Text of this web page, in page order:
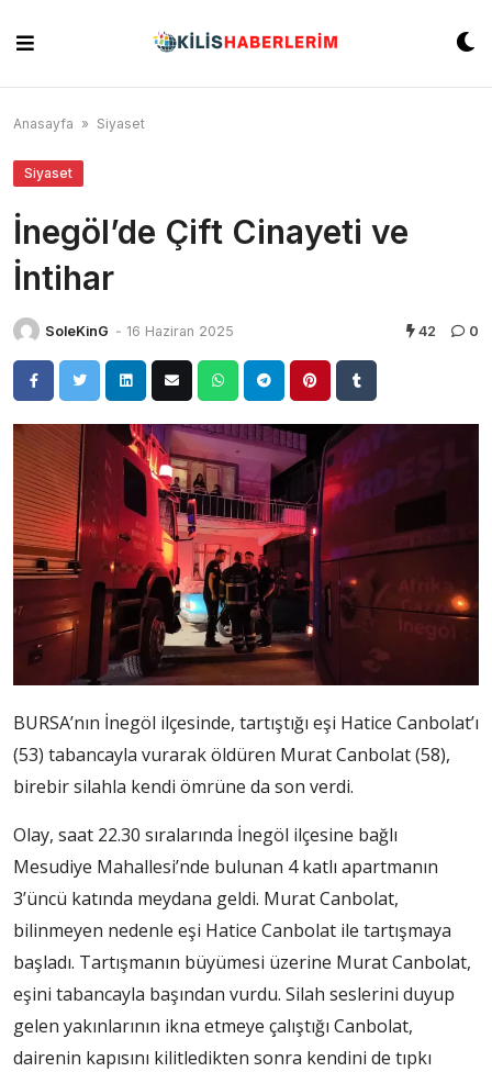
content
Anasayfa » Siyaset
Siyaset
İnegöl’de Çift Cinayeti ve
İntihar
SoleKinG - 16 Haziran 2025 42 0
BURSA’nın İnegöl ilçesinde, tartıştığı eşi Hatice Canbolat’ı
(53) tabancayla vurarak öldüren Murat Canbolat (58),
birebir silahla kendi ömrüne da son verdi.
Olay, saat 22.30 sıralarında İnegöl ilçesine bağlı
Mesudiye Mahallesi’nde bulunan 4 katlı apartmanın
3’üncü katında meydana geldi. Murat Canbolat,
bilinmeyen nedenle eşi Hatice Canbolat ile tartışmaya
başladı. Tartışmanın büyümesi üzerine Murat Canbolat,
eşini tabancayla başından vurdu. Silah seslerini duyup
gelen yakınlarının ikna etmeye çalıştığı Canbolat,
dairenin kapısını kilitledikten sonra kendini de tıpkı